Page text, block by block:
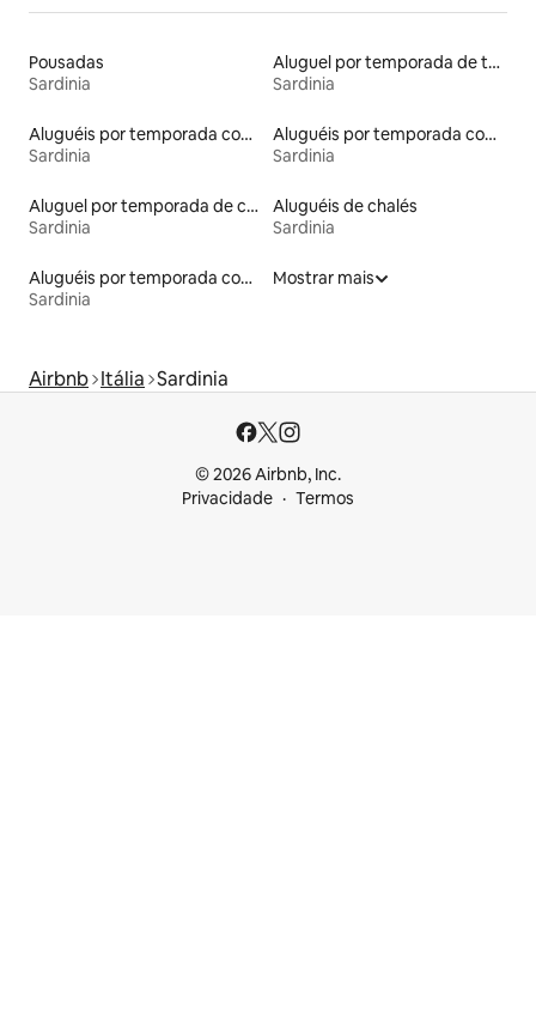
Pousadas
Sardinia
Aluguel por temporada de tendas
Sardinia
Aluguéis por temporada com acesso à praia
Sardinia
Aluguéis por temporada com café da manhã
Sardinia
Aluguel por temporada de casas de veraneio
Sardinia
Aluguéis de chalés
Sardinia
Aluguéis por temporada com caiaque
Sardinia
Mostrar mais
Airbnb Itália Sardinia
© 2026 Airbnb, Inc.
Privacidade
Termos